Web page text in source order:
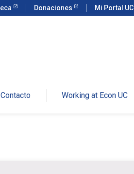
Donaciones Mi Portal UC
Contacto Working at Econ UC